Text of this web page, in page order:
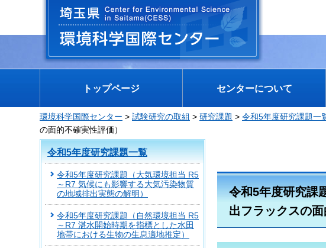
埼玉県 環境科学国際センター
トップページ センターについて
環境科学国際センター > 試験研究の取組 > 研究課題 > 令和5年度研究課題一
の面的不確実性評価）
令和5年度研究課題一覧
令和5年度研究課題（大気環境担当 R5
～R7 気候にも影響する大気汚染物質
の地域排出実態の解明）
令和5年度研究課題（自然環境担当 R5
～R7 湛水開始時期を指標とした水田
地帯における生物の生息適地推定）
令和5年度研究課
出フラックスの面